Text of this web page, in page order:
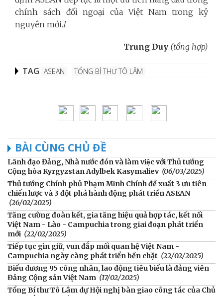
chính sách đối ngoại của Việt Nam trong kỷ
nguyên mới./.
Trung Duy (tổng hợp)
TAG ASEAN TỔNG BÍ THƯ TÔ LÂM
BÀI CÙNG CHỦ ĐỀ
Lãnh đạo Đảng, Nhà nước đón và làm việc với Thủ tướng
Cộng hòa Kyrgyzstan Adylbek Kasymaliev (06/03/2025)
Thủ tướng Chính phủ Phạm Minh Chính đề xuất 3 ưu tiên
chiến lược và 3 đột phá hành động phát triển ASEAN
(26/02/2025)
Tăng cường đoàn kết, gia tăng hiệu quả hợp tác, kết nối
Việt Nam - Lào - Campuchia trong giai đoạn phát triển
mới (22/02/2025)
Tiếp tục gìn giữ, vun đắp mối quan hệ Việt Nam -
Campuchia ngày càng phát triển bền chặt (22/02/2025)
Biểu dương 95 công nhân, lao động tiêu biểu là đảng viên
Đảng Cộng sản Việt Nam (17/02/2025)
Tổng Bí thư Tô Lâm dự Hội nghị bàn giao công tác của Chủ